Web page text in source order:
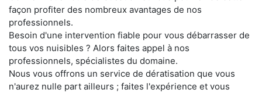
façon profiter des nombreux avantages de nos
professionnels.
Besoin d'une intervention fiable pour vous débarrasser de
tous vos nuisibles ? Alors faites appel à nos
professionnels, spécialistes du domaine.
Nous vous offrons un service de dératisation que vous
n'aurez nulle part ailleurs ; faites l'expérience et vous